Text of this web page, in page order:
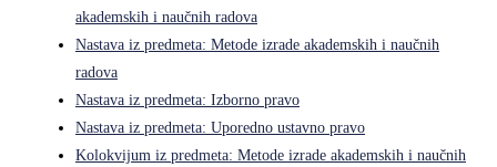
akademskih i naučnih radova
Nastava iz predmeta: Metode izrade akademskih i naučnih
radova
Nastava iz predmeta: Izborno pravo
Nastava iz predmeta: Uporedno ustavno pravo
Kolokvijum iz predmeta: Metode izrade akademskih i naučnih